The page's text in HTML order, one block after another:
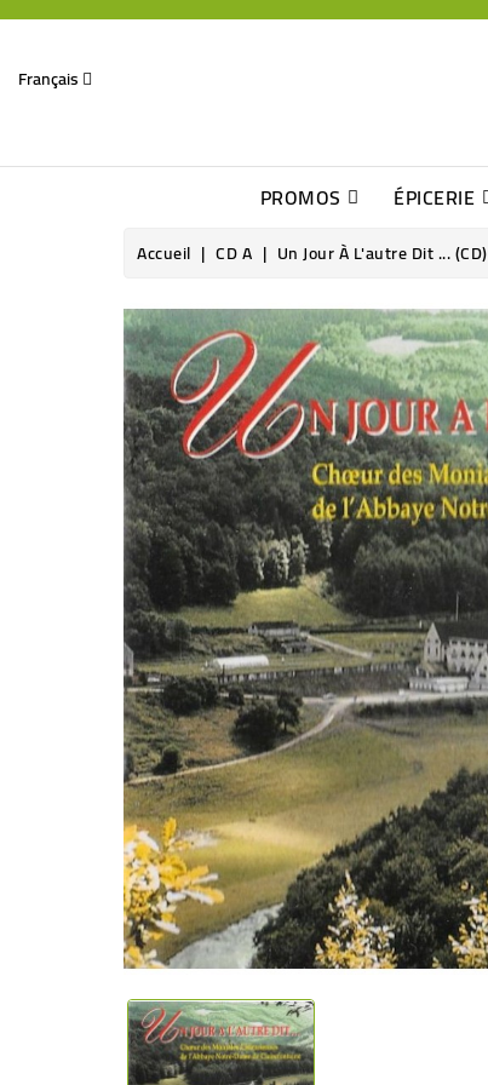
Français
PROMOS ÉPICERIE
Accueil CD A
Un Jour À L'autre Dit ... (CD)
Rupture de stock